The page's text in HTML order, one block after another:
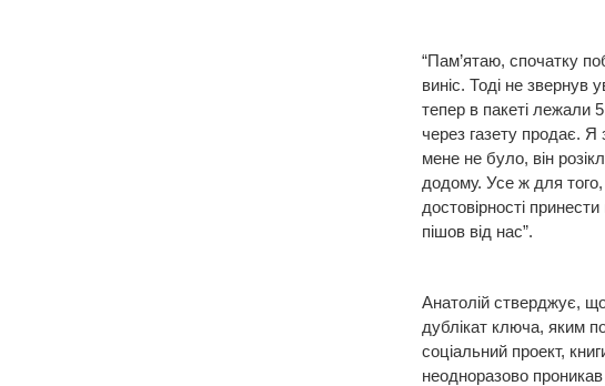
“Пам’ятаю, спочатку
виніс. Тоді не звернув
тепер в пакеті лежали 5
через газету продає.
мене не було, він
додому. Усе ж для
достовірності
пішов від нас”.
Анатолій стверджує,
дублікат ключа, яким
соціальний проект,
неодноразово проникав